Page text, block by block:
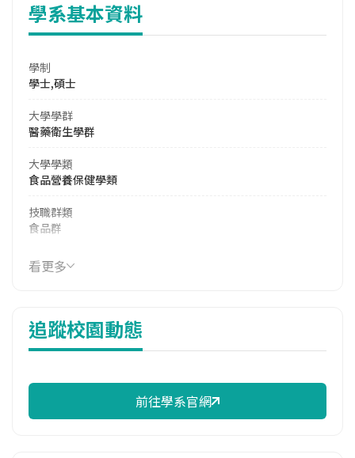
學系基本資料
學制
學士,碩士
大學學群
醫藥衛生學群
大學學類
食品營養保健學類
技職群類
食品群
學系電話
(04)8359000 #4400
彰化縣員林市山腳路三段2巷6號
看更多
追蹤校園動態
前往學系官網